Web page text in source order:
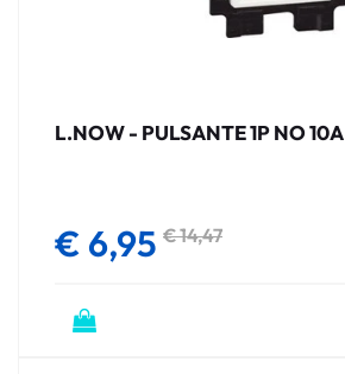
L.NOW - PULSANTE 1P NO 10A
€ 14,47
€ 6,95
Quantità